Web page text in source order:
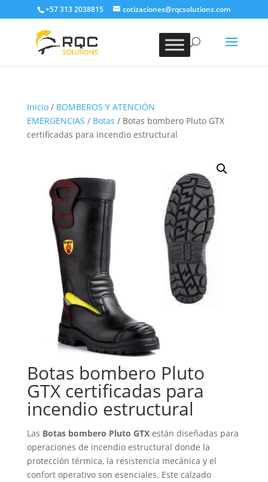
+57 313 2038815 cotizaciones@rqcsolutions.com
Inicio/ BOMBEROS Y ATENCIÓN
EMERGENCIAS / Botas / Botas bombero Pluto GTX
certificadas para incendio estructural
Botas bombero Pluto
GTX certificadas para
incendio estructural
Las Botas bombero Pluto GTXestán diseñadas para
operaciones de incendio estructural donde la
protección térmica, la resistencia mecánica y el
confort operativo son esenciales. Este calzado